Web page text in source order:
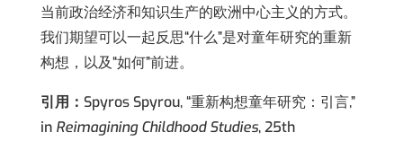
当前政治经济和知识生产的欧洲中心主义的方式。
我们期望可以一起反思“什么”是对童年研究的重新
构想，以及“如何”前进。
引用： Spyros Spyrou, “重新构想童年研究：引言,”
in Reimagining Childhood Studies, 25th